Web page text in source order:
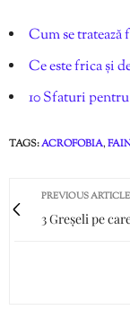
Cum se
Ce este frica și
10 Sfaturi
TAGS:ACROFOBIA,
PREVIOUS ARTICLE
3 Greșeli pe